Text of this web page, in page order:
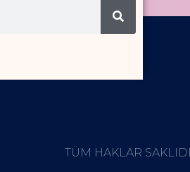
TÜM HAKLAR